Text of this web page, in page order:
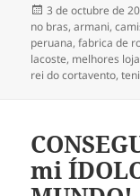
Publicado
el
3 de octubre de
no bras,armani,
peruana,fabrica de
lacoste, melhores
rei do cortavento,
mi